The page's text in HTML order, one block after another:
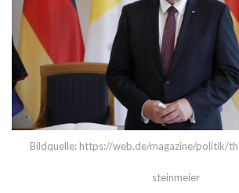
Bildquelle: https://web.de/magazine/politik/
steinmeier